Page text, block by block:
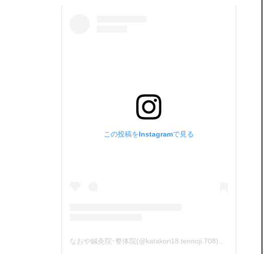
この投稿をInstagramで見る
なおや鍼灸院･整体院(@katakori18.tennoji.708)がシェアした投稿